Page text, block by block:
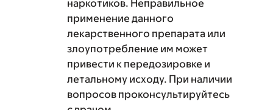
наркотиков. Неправильное
применение данного
лекарственного препарата или
злоупотребление им может
привести к передозировке и
летальному исходу. При наличии
вопросов проконсультируйтесь